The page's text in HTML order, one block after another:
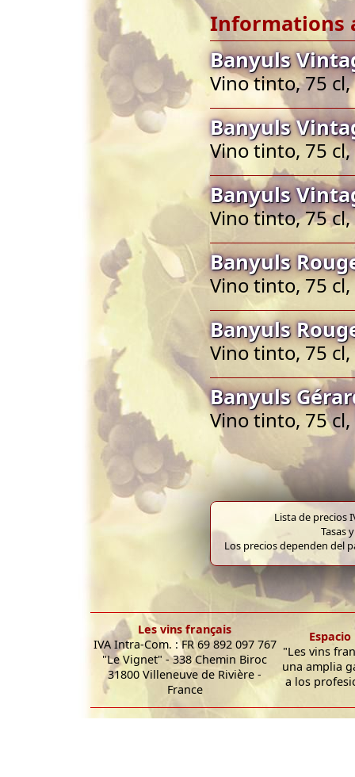
Informations
Banyuls
Vino tinto, 75
Banyuls
Vino tinto, 75
Banyuls
Vino tinto, 75
Banyuls
Vino tinto, 75
Banyuls
Vino tinto, 75
Banyuls
Vino tinto, 75
Lista de precios
Tasas
Los precios dependen del
Les vins français
IVA Intra-Com. : FR 69 892 097 767
"Le Vignet" - 338 Chemin Biroc
31800 Villeneuve de Rivière -
France
"Les vins
una amplia
a los